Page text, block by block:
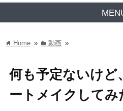
home Home » folder動画 »
何も予定ないけど
ートメイクしてみ